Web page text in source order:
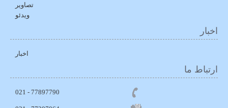
تصاویر
ویدئو
اخبار
اخبار
ارتباط ما
77897790 - 021